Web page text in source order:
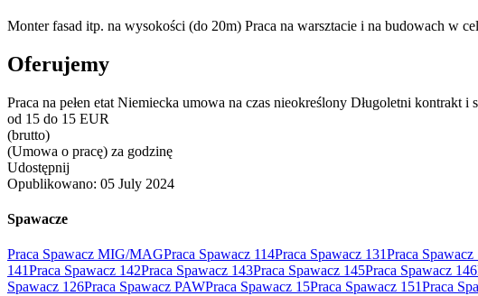
Monter fasad itp. na wysokości (do 20m) Praca na warsztacie i na budowach w
Oferujemy
Praca na pełen etat Niemiecka umowa na czas nieokreślony Długoletni
od 15 do 15 EUR
(brutto)
(Umowa o pracę) za godzinę
Udostępnij
Opublikowano: 05 July 2024
Spawacze
Praca Spawacz MIG/MAGPraca Spawacz 114Praca Spawacz 131Praca Spawacz
141Praca Spawacz 142Praca Spawacz 143Praca Spawacz 145Praca Spawacz 146
Spawacz 126Praca Spawacz PAWPraca Spawacz 15Praca Spawacz 151Praca